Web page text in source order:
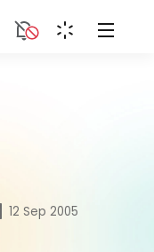
12 Sep 2005